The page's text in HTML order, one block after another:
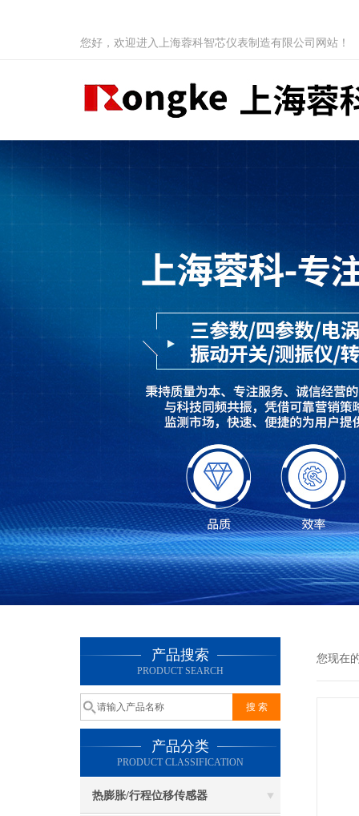
您好，欢迎进入上海蓉科智芯仪表制造有限公司网站！
产品搜索
PRODUCT SEARCH
产品分类
PRODUCT CLASSIFICATION
热膨胀/行程位移传感器
您现在